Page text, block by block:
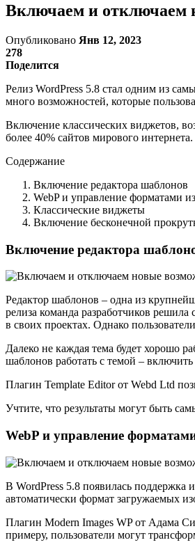
Включаем и отключаем
Опубликовано Янв 12, 2023
278
Поделится
Релиз WordPress 5.8 стал одним из
много возможностей, которые
Включение классических виджетов,
более 40% сайтов мирового
Содержание
Включение редактора шаблонов
WebP и управление форматами
Классические виджеты
Включение бесконечной
Включение редактора
Редактор шаблонов – одна из
релиза команда разработчиков
в своих проектах. Однако
Далеко не каждая тема будет хорошо
шаблонов работать с темой – включить
Плагин Template Editor от Webd Ltd
Учтите, что результаты могут быть
WebP и управление
В WordPress 5.8 появилась поддержка
автоматически формат загружаемых
Плагин Modern Images WP от Адама
примеру, пользователи могут